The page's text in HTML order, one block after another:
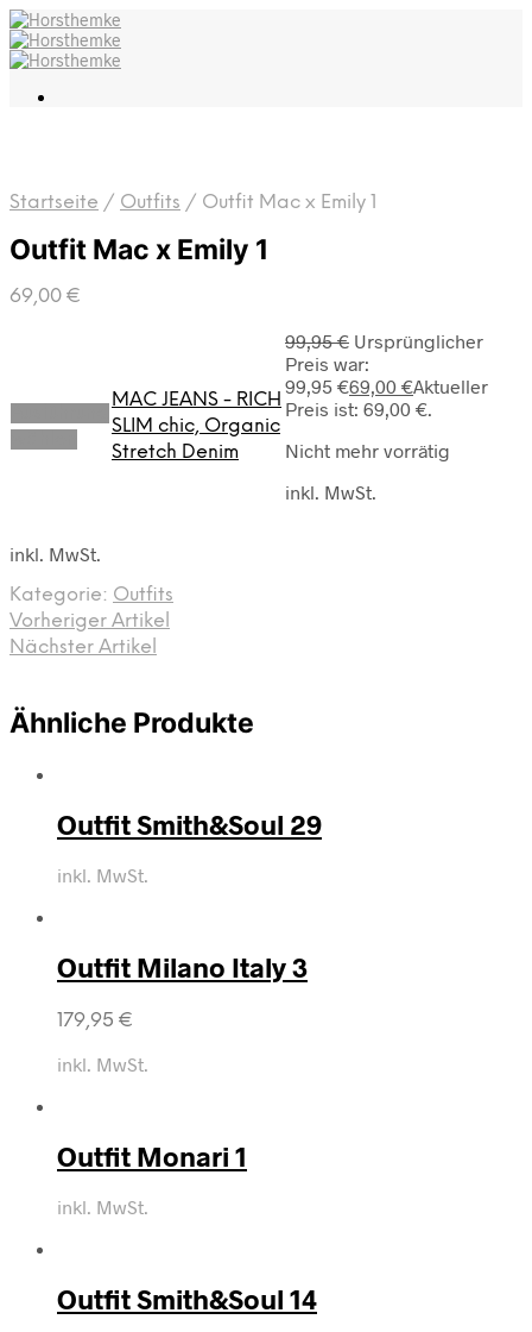
Startseite / Outfits / Outfit Mac x Emily 1
Outfit Mac x Emily 1
69,00 €
MAC JEANS - RICH
SLIM chic, Organic
Stretch Denim
99,95€ Ursprünglicher
Preis war:
99,95 €69,00 €Aktueller
Preis ist: 69,00 €.
Nicht mehr vorrätig
inkl. MwSt.
inkl. MwSt.
Kategorie: Outfits
Vorheriger Artikel
Nächster Artikel
Ähnliche Produkte
Outfit Smith&Soul 29
inkl. MwSt.
Outfit Milano Italy 3
179,95 €
inkl. MwSt.
Outfit Monari 1
inkl. MwSt.
Outfit Smith&Soul 14